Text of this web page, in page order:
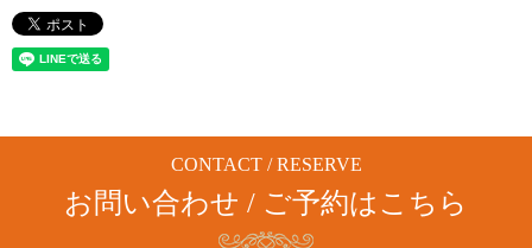
CONTACT / RESERVE
お問い合わせ / ご予約はこちら